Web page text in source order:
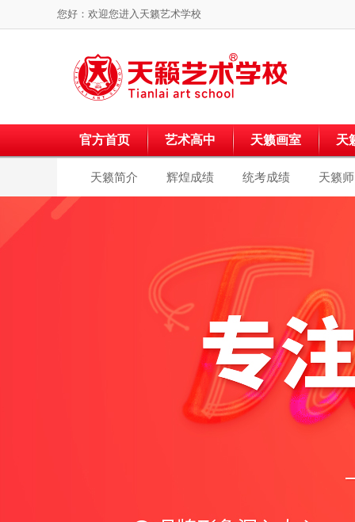
您好：欢迎您进入 天籁艺术学校
官方首页 艺术高中 天籁画室 天
天籁简介 辉煌成绩 统考成绩 天籁